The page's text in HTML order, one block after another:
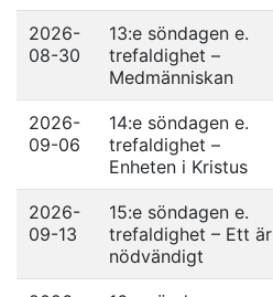
2026-
08-30
13:e söndagen e.
trefaldighet –
Medmänniskan
2026-
09-06
14:e söndagen e.
trefaldighet –
Enheten i Kristus
2026-
09-13
15:e söndagen e.
trefaldighet – Ett är
nödvändigt